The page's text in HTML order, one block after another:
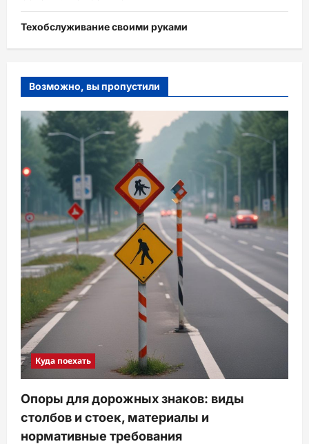
Техобслуживание своими руками
Возможно, вы пропустили
Куда поехать
Опоры для дорожных знаков: виды
столбов и стоек, материалы и
нормативные требования